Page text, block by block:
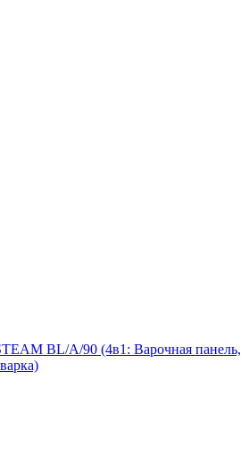
BL/A/90 (4в1: Варочная панель,